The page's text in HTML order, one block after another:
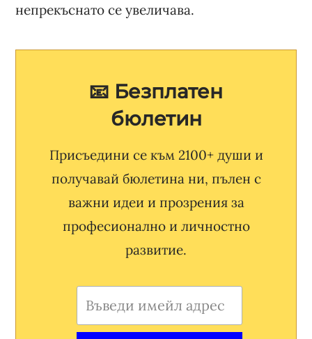
непрекъснато се увеличава.
📧 Безплатен
бюлетин
Присъедини се към 2100+ души и
получавай бюлетина ни, пълен с
важни идеи и прозрения за
професионално и личностно
развитие.